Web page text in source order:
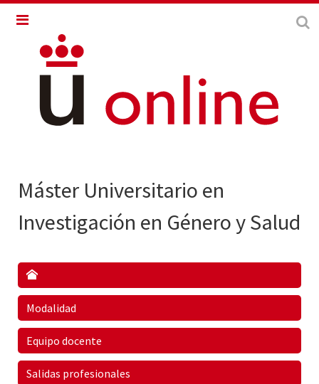
Máster Universitario en
Investigación en Género y Salud
Modalidad
Equipo docente
Salidas profesionales